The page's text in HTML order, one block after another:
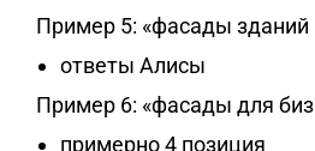
Пример 5: «фасады
ответы Алисы
Пример 6: «фасады для
примерно 4 позиция